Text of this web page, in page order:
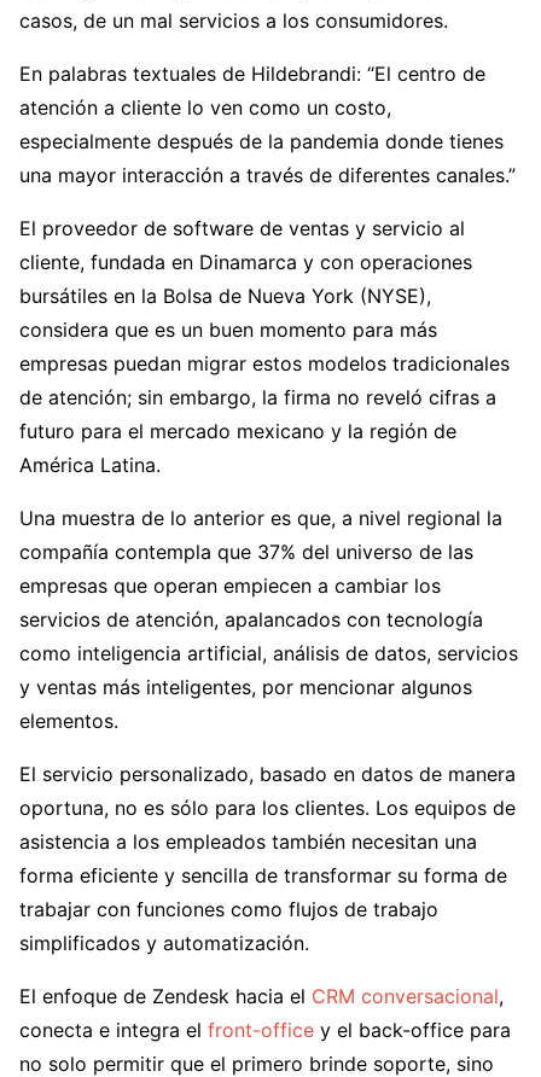
casos, de un mal servicios a los consumidores.
En palabras textuales de Hildebrandi: “El centro de
atención a cliente lo ven como un costo,
especialmente después de la pandemia donde tienes
una mayor interacción a través de diferentes canales.”
El proveedor de software de ventas y servicio al
cliente, fundada en Dinamarca y con operaciones
bursátiles en la Bolsa de Nueva York (NYSE),
considera que es un buen momento para más
empresas puedan migrar estos modelos tradicionales
de atención; sin embargo, la firma no reveló cifras a
futuro para el mercado mexicano y la región de
América Latina.
Una muestra de lo anterior es que, a nivel regional la
compañía contempla que 37% del universo de las
empresas que operan empiecen a cambiar los
servicios de atención, apalancados con tecnología
como inteligencia artificial, análisis de datos, servicios
y ventas más inteligentes, por mencionar algunos
elementos.
El servicio personalizado, basado en datos de manera
oportuna, no es sólo para los clientes. Los equipos de
asistencia a los empleados también necesitan una
forma eficiente y sencilla de transformar su forma de
trabajar con funciones como flujos de trabajo
simplificados y automatización.
El enfoque de Zendesk hacia el CRM conversacional,
conecta e integra el front-office y el back-office para
no solo permitir que el primero brinde soporte, sino